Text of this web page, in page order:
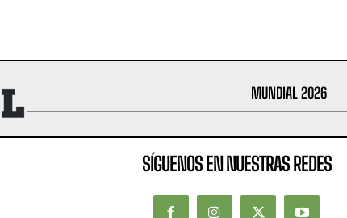
MUNDIAL 2026
SÍGUENOS EN NUESTRAS REDES